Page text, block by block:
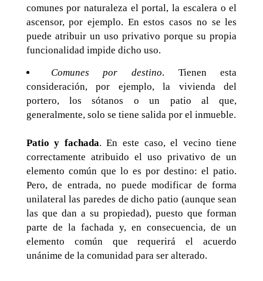
comunes por naturaleza el portal, la escalera o el
ascensor, por ejemplo. En estos casos no se les
puede atribuir un uso privativo porque su propia
funcionalidad impide dicho uso.
Comunes por destino. Tienen esta
consideración, por ejemplo, la vivienda del
portero, los sótanos o un patio al que,
generalmente, solo se tiene salida por el inmueble.
Patio y fachada. En este caso, el vecino tiene
correctamente atribuido el uso privativo de un
elemento común que lo es por destino: el patio.
Pero, de entrada, no puede modificar de forma
unilateral las paredes de dicho patio (aunque sean
las que dan a su propiedad), puesto que forman
parte de la fachada y, en consecuencia, de un
elemento común que requerirá el acuerdo
unánime de la comunidad para ser alterado.